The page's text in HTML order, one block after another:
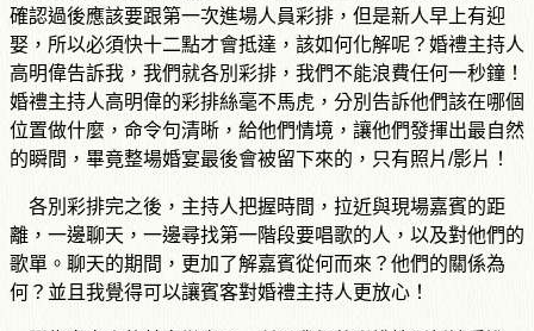
確認過後應該要跟第一次進場人員彩排，但是新人早上有迎
娶，所以必須快十二點才會抵達，該如何化解呢？婚禮主持人
高明偉告訴我，我們就各別彩排，我們不能浪費任何一秒鐘！
婚禮主持人高明偉的彩排絲毫不馬虎，分別告訴他們該在哪個
位置做什麼，命令句清晰，給他們情境，讓他們發揮出最自然
的瞬間，畢竟整場婚宴最後會被留下來的，只有照片/影片！
各別彩排完之後，主持人把握時間，拉近與現場嘉賓的距
離，一邊聊天，一邊尋找第一階段要唱歌的人，以及對他們的
歌單。聊天的期間，更加了解嘉賓從何而來？他們的關係為
何？並且我覺得可以讓賓客對婚禮主持人更放心！